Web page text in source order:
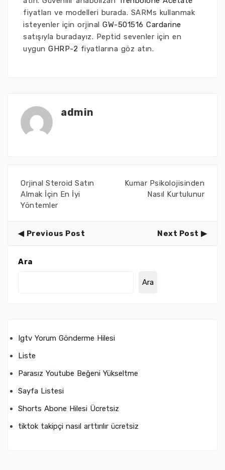
fiyatları ve modelleri burada. SARMs kullanmak
isteyenler için orjinal GW-501516 Cardarine
satışıyla buradayız. Peptid sevenler için en
uygun GHRP-2 fiyatlarına göz atın.
admin
Orjinal Steroid Satın
Almak İçin En İyi
Yöntemler
Kumar Psikolojisinden
Nasıl Kurtulunur
Previous Post Next Post
Ara
Ara
Igtv Yorum Gönderme Hilesi
Liste
Parasız Youtube Beğeni Yükseltme
Sayfa Listesi
Shorts Abone Hilesi Ücretsiz
tiktok takipçi nasıl arttırılır ücretsiz